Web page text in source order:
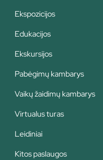
Ekspozicijos
Edukacijos
Ekskursijos
Pabėgimų kambarys
Vaikų žaidimų kambarys
Virtualus turas
Leidiniai
Kitos paslaugos